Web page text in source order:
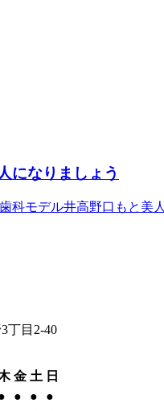
になりましょう
科モデル井高野口もと美人
丁目2-40
金 土 日
● ●
●